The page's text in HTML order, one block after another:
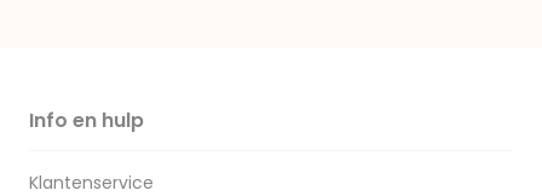
Info en hulp
Klantenservice